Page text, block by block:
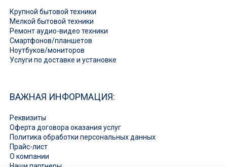
Крупной бытовой техники
Мелкой бытовой техники
Ремонт аудио-видео техники
Смартфонов/планшетов
Ноутбуков/мониторов
Услуги по доставке и установке
ВАЖНАЯ ИНФОРМАЦИЯ:
Реквизиты
Оферта договора оказания услуг
Политика обработки персональных данных
Прайс-лист
О компании